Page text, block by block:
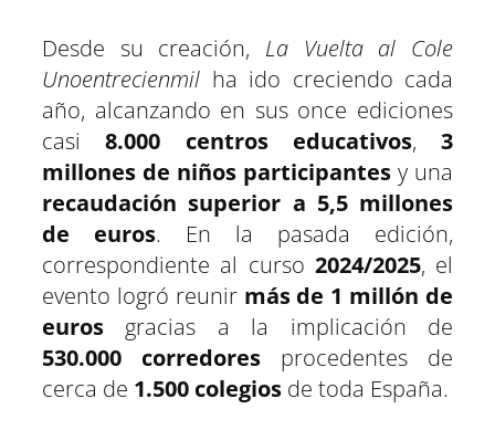
Desde su creación, La Vuelta al Cole
Unoentrecienmil ha ido creciendo cada
año, alcanzando en sus once ediciones
casi8.000 centros educativos, 3
millones de niños participantes y una
recaudación superior a 5,5 millones
de euros. En la pasada edición,
correspondiente al curso 2024/2025, el
evento logró reunir más de 1 millón de
euros gracias a la implicación de
530.000 corredores procedentes de
cerca de 1.500 colegios de toda España.